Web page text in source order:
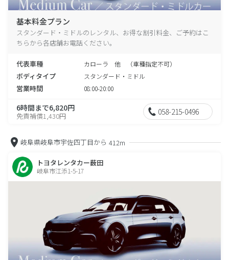
基本料金プラン
スタンダード・ミドルのレンタル、お得な割引料金、ご予約はこ
ちらから各店舗お電話ください。
代表車種 カローラ 他 （車種指定不可）
ボディタイプ スタンダード・ミドル
営業時間 08:00-20:00
6時間まで6,820円
免責補償1,430円 058-215-0496
岐阜県岐阜市宇佐四丁目から 412m
トヨタレンタカー薮田
岐阜市江添1-5-17